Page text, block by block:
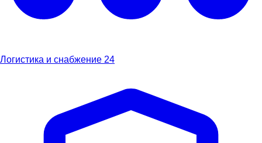
Логистика и снабжение 24